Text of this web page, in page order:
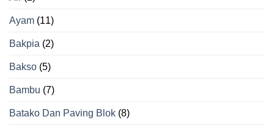
Ayam (11)
Bakpia (2)
Bakso (5)
Bambu (7)
Batako Dan Paving Blok (8)